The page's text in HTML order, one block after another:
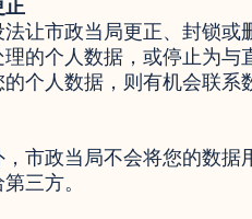
正
让市政当局更正、封锁或
理的个人数据，或停止为与
个人数据，则有机会联系
市政当局不会将您的数据
三方。